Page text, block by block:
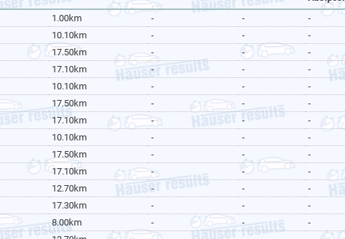
1.00km - - -
10.10km - - -
17.50km - - -
17.10km - - -
10.10km - - -
17.50km - - -
17.10km - - -
10.10km - - -
17.50km - - -
17.10km - - -
12.70km - - -
17.30km - - -
8.00km - - -